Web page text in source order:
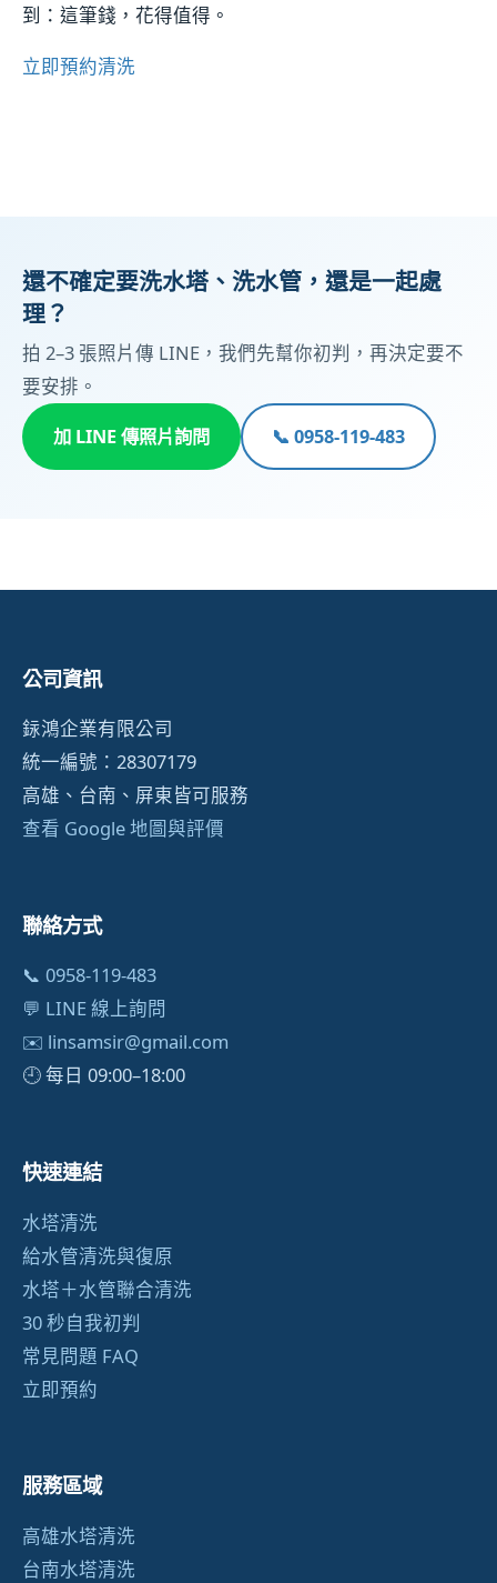
到：這筆錢，花得值得。
立即預約清洗
還不確定要洗水塔、洗水管，還是一起處
理？
拍 2–3 張照片傳 LINE，我們先幫你初判，再決定要不
要安排。
加 LINE 傳照片詢問 📞 0958-119-483
公司資訊
銢鴻企業有限公司
統一編號：28307179
高雄、台南、屏東皆可服務
查看 Google 地圖與評價
聯絡方式
📞 0958-119-483
💬 LINE 線上詢問
✉️ linsamsir@gmail.com
🕘 每日 09:00–18:00
快速連結
水塔清洗
給水管清洗與復原
水塔＋水管聯合清洗
30 秒自我初判
常見問題 FAQ
立即預約
服務區域
高雄水塔清洗
台南水塔清洗